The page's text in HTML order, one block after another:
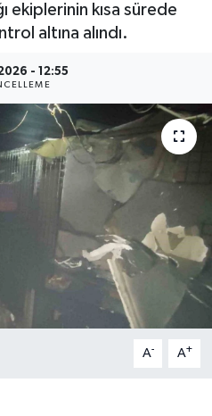
ekiplerinin kısa sürede
altına alındı.
- 12:55
A- A+